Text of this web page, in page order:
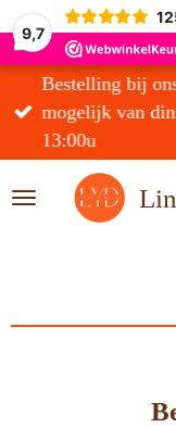
9,7
Bestelling bij
mogelijk van
13:00u